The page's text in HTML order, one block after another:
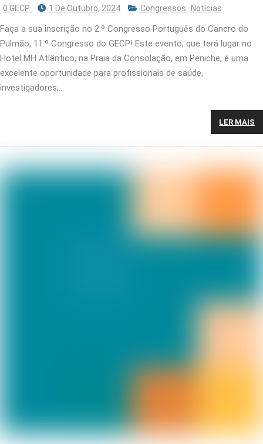
0 GECP 1 De Outubro, 2024 Congressos Notícias
Faça a sua inscrição no 2.º Congresso Português do Cancro do
Pulmão, 11.º Congresso do GECP! Este evento, que terá lugar no
Hotel MH Atlântico, na Praia da Consolação, em Peniche, é uma
excelente oportunidade para profissionais de saúde,
investigadores,…
LER MAIS